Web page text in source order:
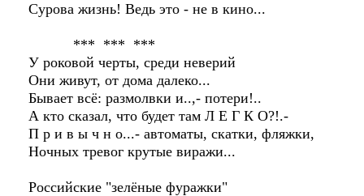
Сурова жизнь! Ведь это - не в кино...
*** *** ***
У роковой черты, среди неверий
Они живут, от дома далеко...
Бывает всё: размолвки и..,- потери!..
А кто сказал, что будет там Л Е Г К О?!.-
П р и в ы ч н о...- автоматы, скатки, фляжки,
Ночных тревог крутые виражи...
Российские "зелёные фуражки"